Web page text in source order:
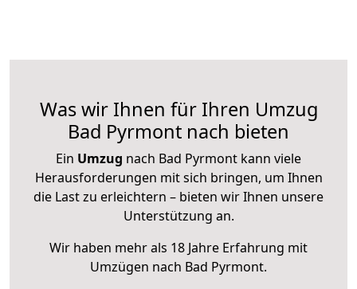
Was wir Ihnen für Ihren Umzug
Bad Pyrmont nach bieten
Ein Umzug nach Bad Pyrmont kann viele
Herausforderungen mit sich bringen, um Ihnen
die Last zu erleichtern – bieten wir Ihnen unsere
Unterstützung an.
Wir haben mehr als 18 Jahre Erfahrung mit
Umzügen nach Bad Pyrmont.